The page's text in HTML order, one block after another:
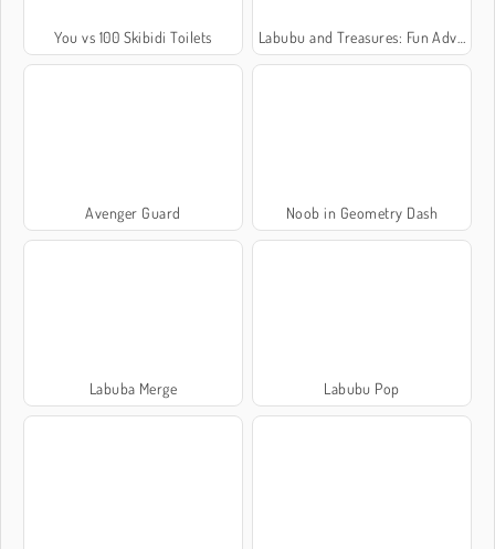
You vs 100 Skibidi Toilets Labubu and Treasures: Fun Adventure
Avenger Guard Noob in Geometry Dash
Labuba Merge Labubu Pop